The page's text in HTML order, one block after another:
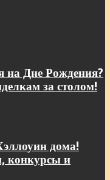
на Дне Рождения?
за столом!
дома!
конкурсы и